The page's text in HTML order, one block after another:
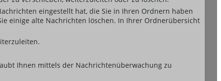
eingestellt hat, die Sie in Ihren Ordnern haben
einige alte Nachrichten löschen. In Ihrer Ordnerübersicht
Ihnen mittels der Nachrichtenüberwachung zu